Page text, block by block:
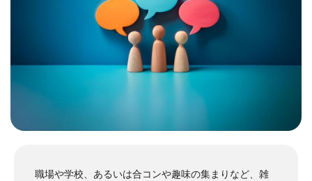
職場や学校、あるいは合コンや趣味の集まりなど、雑